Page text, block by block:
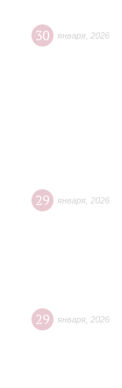
30 января 2026
29 января 2026
29 января 2026